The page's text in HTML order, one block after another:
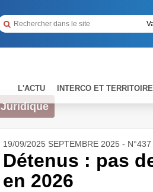
L'ACTU INTERCO ET
Juridique
19/09/2025 SEPTEMBRE 2025 - N°437
Détenus : pas
en 2026